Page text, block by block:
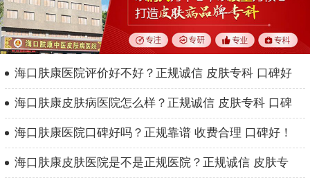
海口肤康医院评价好不好？正规诚信 皮肤专科 口碑好
海口肤康皮肤病医院怎么样？正规诚信 皮肤专科 口碑
海口肤康医院口碑好吗？正规靠谱 收费合理 口碑好！
海口肤康皮肤医院是不是正规医院？正规诚信 皮肤专